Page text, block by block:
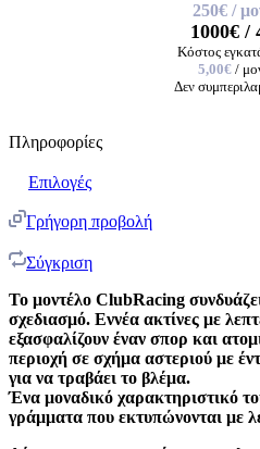
250€ /
1000€ /
Κόστος
5,00€ /
Δεν
Πληροφορίες
Επιλογές
Γρήγορη προβολή
Σύγκριση
Το μοντέλο ClubRacing
σχεδιασμό. Εννέα ακτίνες με
εξασφαλίζουν έναν σπορ και
περιοχή σε σχήμα αστεριού με
για να τραβάει το βλέμα.
Ένα μοναδικό χαρακτηριστικό
γράμματα που εκτυπώνονται με